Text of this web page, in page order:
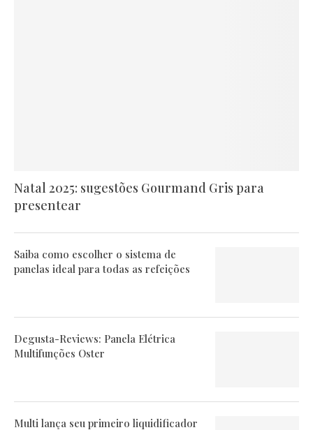
Natal 2025: sugestões Gourmand Gris para
presentear
Saiba como escolher o sistema de
panelas ideal para todas as refeições
Degusta-Reviews: Panela Elétrica
Multifunções Oster
Multi lança seu primeiro liquidificador